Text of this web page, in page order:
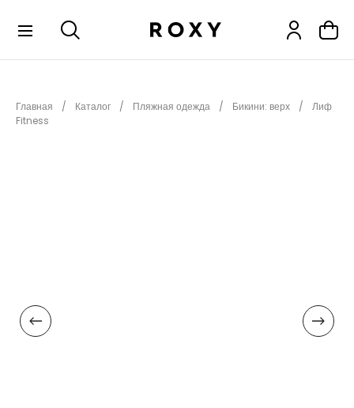
НОВИНКИ
АКСЕССУАРЫ
Главная Каталог Пляжная одежда Бикини: верх
Лиф
Fitness